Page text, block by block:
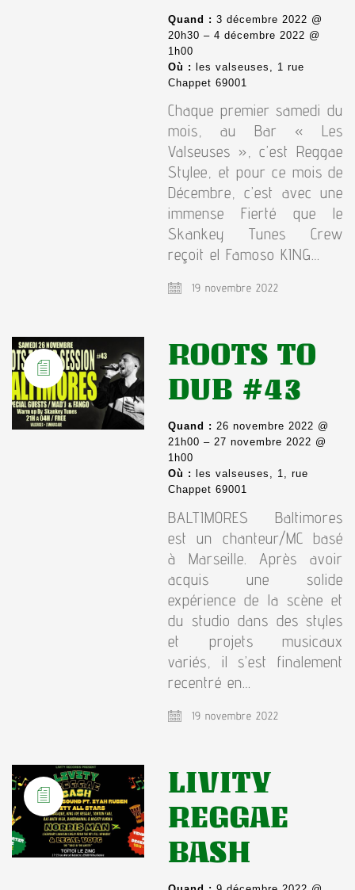
Quand : 3 décembre 2022 @
20h30 – 4 décembre 2022 @
1h00
Où :
les valseuses, 1 rue
Chappet 69001
Chaque premier samedi du
mois, au Bar « Les
Valseuses », c’est Reggae
Stylee, et pour ce mois de
Décembre, c’est avec une
immense Fierté que le
Skankey Tunes Crew
reçoit el Famoso KING…
19 novembre 2022
ROOTS TO
DUB #43
Quand : 26 novembre 2022 @
21h00 – 27 novembre 2022 @
1h00
Où :
les valseuses, 1, rue
Chappet 69001
BALTIMORES Baltimores
est un chanteur/MC basé
à Marseille. Après avoir
acquis une solide
expérience de la scène et
du studio dans des styles
et projets musicaux
variés, il s’est finalement
recentré en…
19 novembre 2022
LIVITY
REGGAE
BASH